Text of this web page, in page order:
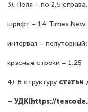
3). Поля – по 2,5
шрифт – 14 Times New
интервал – полуторный;
красные строки – 1,25
4). В структуру статьи
– УДК(https://